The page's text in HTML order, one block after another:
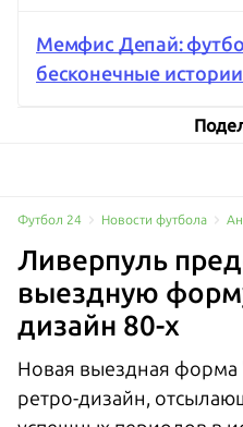
Мемфис Депай:
бесконечные